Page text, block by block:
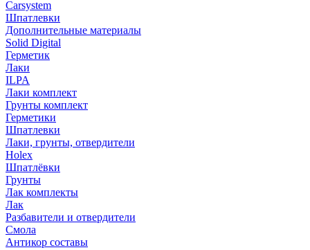
Carsystem
Шпатлевки
Дополнительные материалы
Solid Digital
Герметик
Лаки
ILPA
Лаки комплект
Грунты комплект
Герметики
Шпатлевки
Лаки, грунты, отвердители
Holex
Шпатлёвки
Грунты
Лак комплекты
Лак
Разбавители и отвердители
Смола
Антикор составы